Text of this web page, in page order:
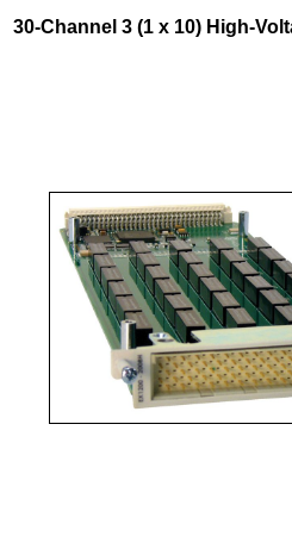
30-Channel 3 (1 x 10) High-